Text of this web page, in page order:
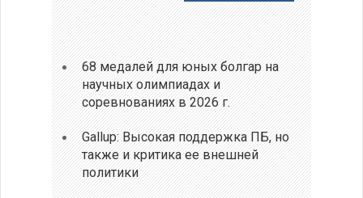
68 медалей для юных болгар на
научных олимпиадах и
соревнованиях в 2026 г.
Gallup: Высокая поддержка ПБ, но
также и критика ее внешней
политики